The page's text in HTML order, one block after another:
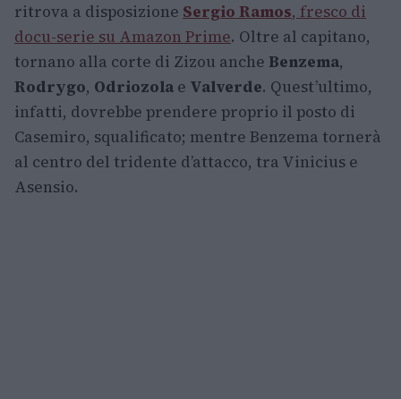
ritrova a disposizione Sergio Ramos, fresco di
docu-serie su Amazon Prime. Oltre al capitano,
tornano alla corte di Zizou anche Benzema,
Rodrygo, Odriozola e Valverde. Quest’ultimo,
infatti, dovrebbe prendere proprio il posto di
Casemiro, squalificato; mentre Benzema tornerà
al centro del tridente d’attacco, tra Vinicius e
Asensio.